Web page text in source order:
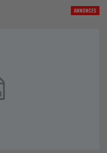
ANNONCES